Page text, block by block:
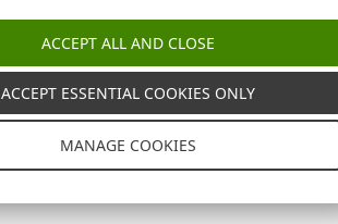
ACCEPT ALL AND CLOSE
ACCEPT ESSENTIAL COOKIES ONLY
MANAGE COOKIES